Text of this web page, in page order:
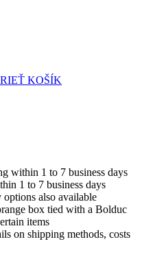
KOŠÍK
within 1 to 7 business days
1 to 7 business days
also available
box tied with a Bolduc
items
on shipping methods, costs